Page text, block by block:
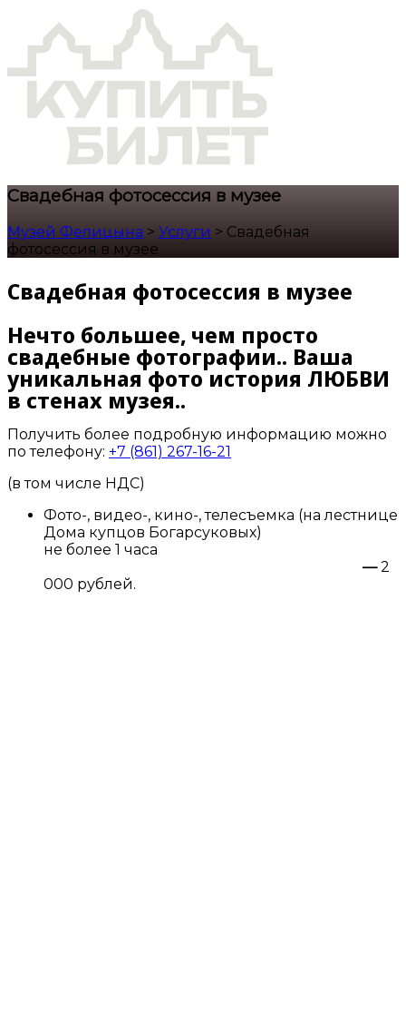
Свадебная фотосессия в музее
Музей Фелицына > Услуги > Свадебная
фотосессия в музее
Свадебная фотосессия в музее
Нечто большее, чем просто
свадебные фотографии.. Ваша
уникальная фото история ЛЮБВИ
в стенах музея..
Получить более подробную информацию можно
по телефону: +7 (861) 267-16-21
(в том числе НДС)
Фото-, видео-, кино-, телесъемка (на лестнице
Дома купцов Богарсуковых)
не более 1 часа
—2
000 рублей.